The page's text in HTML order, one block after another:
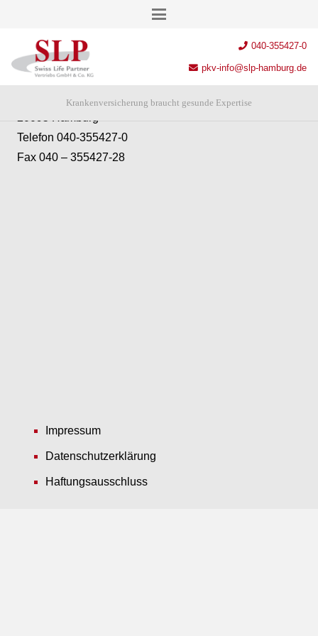
040-355427-0
pkv-info@slp-hamburg.de
Krankenversicherung braucht gesunde Expertise
SLP Swiss Life Partner Vertriebs GmbH & Co. KG
Chilehaus – Eingang A
Fischertwiete 2
Telefon 040-355427-0
Fax 040 – 355427-28
Impressum
Datenschutzerklärung
Haftungsausschluss